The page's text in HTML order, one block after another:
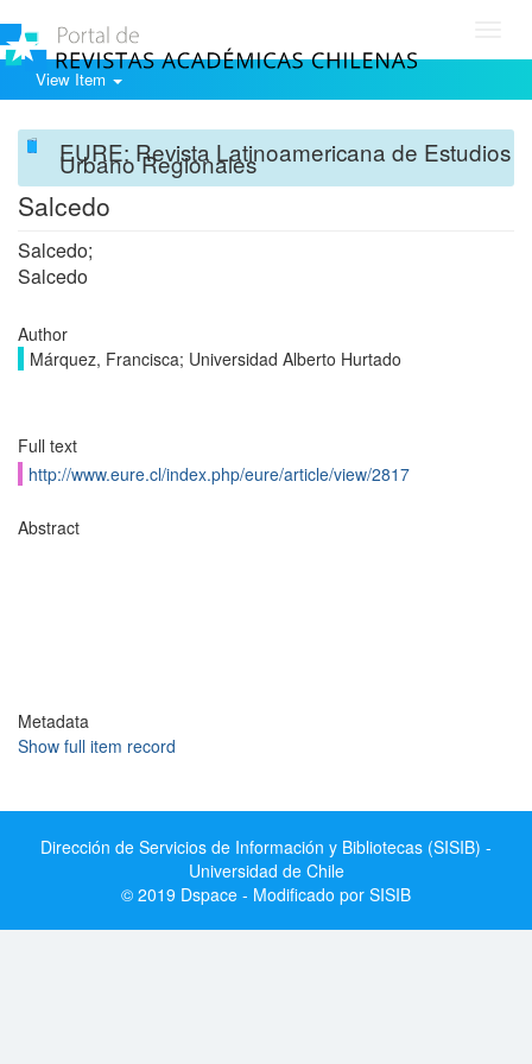
View Item
EURE: Revista Latinoamericana de Estudios
Urbano Regionales
Salcedo
Salcedo;
Salcedo
Author
Márquez, Francisca; Universidad Alberto Hurtado
Full text
http://www.eure.cl/index.php/eure/article/view/2817
Abstract
Metadata
Show full item record
Dirección de Servicios de Información y Bibliotecas (SISIB) -
Universidad de Chile
© 2019 Dspace - Modificado por SISIB